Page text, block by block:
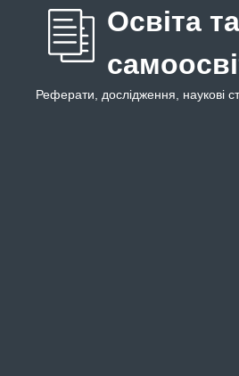
Освіта та
Реферати, дослідження, наукові